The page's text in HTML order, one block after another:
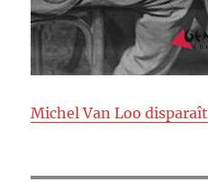
Michel Van Loo disparaît